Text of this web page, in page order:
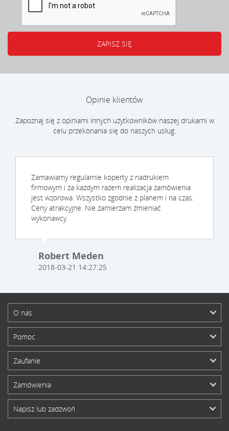
Opinie klientów
Zapoznaj się z opiniami innych użytkowników naszej drukarni w
celu przekonania się do naszych usług.
Zamawiamy regularnie koperty z nadrukiem
firmowym i za każdym razem realizacja zamówienia
jest wzorowa. Wszystko zgodnie z planem i na czas.
Ceny atrakcyjne. Nie zamierzam zmieniać
wykonawcy.
Robert Meden
2018-03-21 14:27:25
O nas
Pomoc
Zaufanie
Zamówienia
Napisz lub zadzwoń